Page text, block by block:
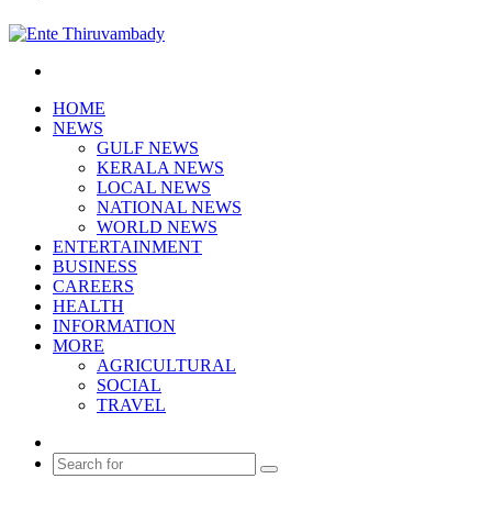
HOME
NEWS
GULF NEWS
KERALA NEWS
LOCAL NEWS
NATIONAL NEWS
WORLD NEWS
ENTERTAINMENT
BUSINESS
CAREERS
HEALTH
INFORMATION
MORE
AGRICULTURAL
SOCIAL
TRAVEL
Article
Search